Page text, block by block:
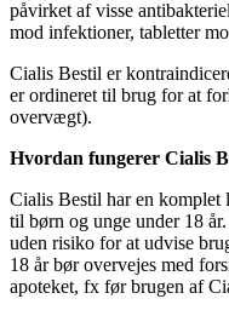
påvirket af visse
mod infektioner, tabletter
Cialis Bestil er
er ordineret til brug for at
overvægt).
Hvordan fungerer Cialis
Cialis Bestil har en komplet
til børn og unge under 18
uden risiko for at udvise
18 år bør overvejes med
apoteket, fx før brugen af